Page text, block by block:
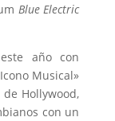
Blue Electric
año con
Musical»
Hollywood,
con un